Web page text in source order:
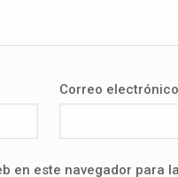
Correo
en este navegador para